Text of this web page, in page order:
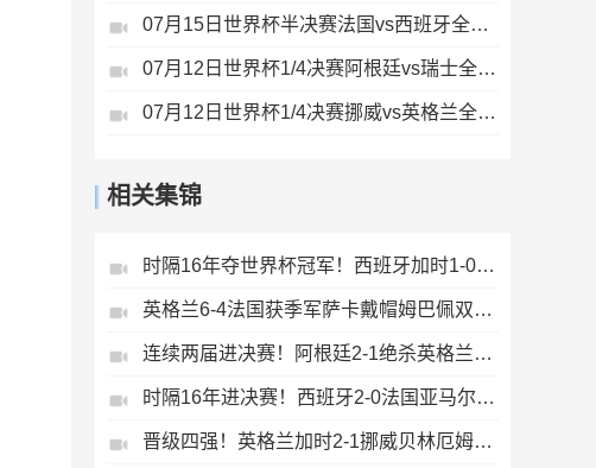
07月15日世界杯半决赛法国vs西班牙全场录像
07月12日世界杯1/4决赛阿根廷vs瑞士全场录像
07月12日世界杯1/4决赛挪威vs英格兰全场录像
相关集锦
时隔16年夺世界杯冠军！西班牙加时1-0阿根廷费兰制胜恩佐染红
英格兰6-4法国获季军萨卡戴帽姆巴佩双响创纪录奥利塞2助+失良机
连续两届进决赛！阿根廷2-1绝杀英格兰劳塔罗恩佐破门梅西两助攻
时隔16年进决赛！西班牙2-0法国亚马尔造点奥亚萨瓦尔、波罗破门
晋级四强！英格兰加时2-1挪威贝林厄姆连场双响谢尔德鲁普破门